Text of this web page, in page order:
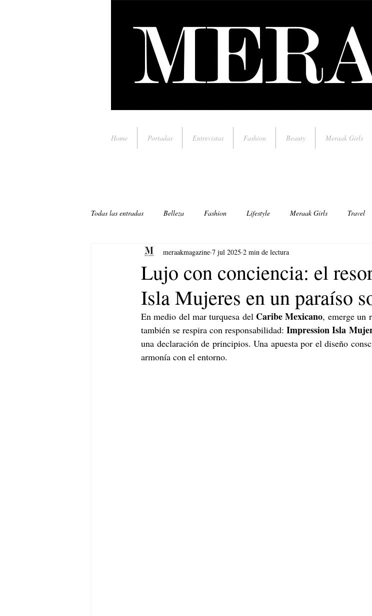
Home Portadas Entrevistas Fashion Beauty Meraak Girls
Todas las entradas Belleza Fashion Lifestyle Meraak Girls Travel
Música. Arte
Lujo con conciencia: el
Isla Mujeres en un paraíso
meraakmagazine 7 jul 2025 2 min de lectura
En medio del mar turquesa del Caribe Mexicano, emerge un
también se respira con responsabilidad: Impression Isla
una declaración de principios. Una apuesta por el diseño
armonía con el entorno.